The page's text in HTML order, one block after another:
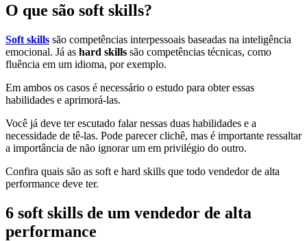
O que são soft skills?
Soft skills são competências interpessoais baseadas na inteligência
emocional. Já as hard skills são competências técnicas, como
fluência em um idioma, por exemplo.
Em ambos os casos é necessário o estudo para obter essas
habilidades e aprimorá-las.
Você já deve ter escutado falar nessas duas habilidades e a
necessidade de tê-las. Pode parecer clichê, mas é importante ressaltar
a importância de não ignorar um em privilégio do outro.
Confira quais são as soft e hard skills que todo vendedor de alta
performance deve ter.
6 soft skills de um vendedor de alta
performance